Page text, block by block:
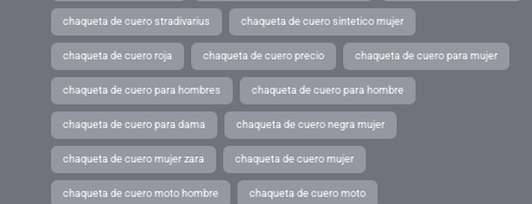
chaqueta de cuero stradivarius chaqueta de cuero sintetico mujer
chaqueta de cuero roja chaqueta de cuero precio chaqueta de cuero para mujer
chaqueta de cuero para hombres chaqueta de cuero para hombre
chaqueta de cuero para dama chaqueta de cuero negra mujer
chaqueta de cuero mujer zara chaqueta de cuero mujer
chaqueta de cuero moto hombre chaqueta de cuero moto